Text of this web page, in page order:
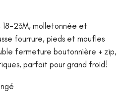
18-23M, molletonnée et
fourrure, pieds et moufles
fermeture boutonnière + zip,
parfait pour grand froid!